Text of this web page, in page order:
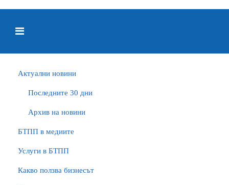
Актуални новини
Последните 30 дни
Архив на новини
БTПП в медиите
Услуги в БТПП
Какво ползва бизнесът